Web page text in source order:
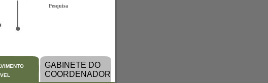
Pesquisa
GABINETE DO
COORDENADOR